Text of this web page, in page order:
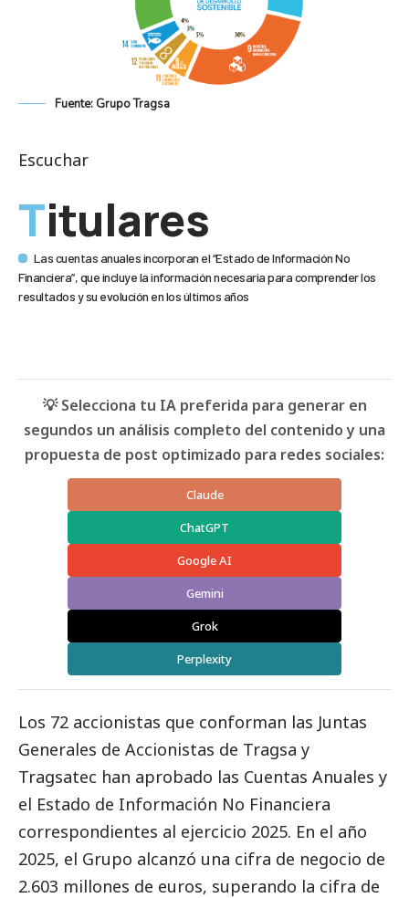
Fuente: Grupo Tragsa
Escuchar
Titulares
Las cuentas anuales incorporan el “Estado de Información No
Financiera”, que incluye la información necesaria para comprender los
resultados y su evolución en los últimos años
💡 Selecciona tu IA preferida para generar en
segundos un análisis completo del contenido y una
propuesta de post optimizado para redes sociales:
Claude
ChatGPT
Google AI
Gemini
Grok
Perplexity
Los 72 accionistas que conforman las Juntas
Generales de Accionistas de Tragsa y
Tragsatec han aprobado las Cuentas Anuales y
el Estado de Información No Financiera
correspondientes al ejercicio 2025. En el año
2025, el Grupo alcanzó una cifra de negocio de
2.603 millones de euros, superando la cifra de